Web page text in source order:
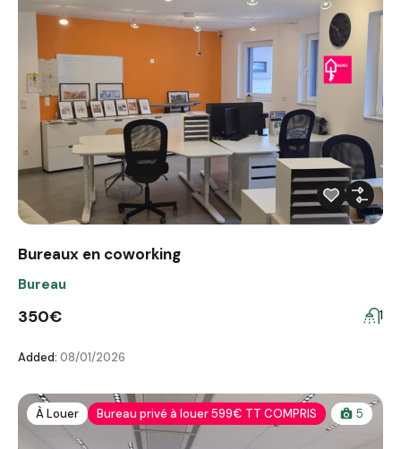
Bureaux en coworking
Bureau
350€ 1
Added: 08/01/2026
À Louer Bureau privé à louer 599€ TT COMPRIS 5